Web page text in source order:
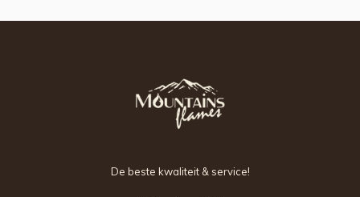
De beste kwaliteit & service!